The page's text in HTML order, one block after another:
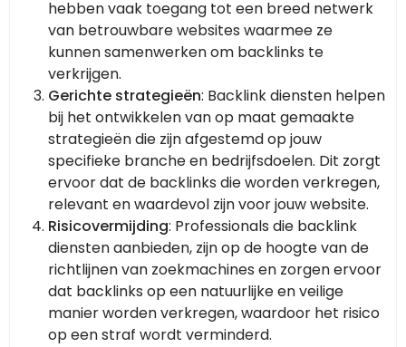
hebben vaak toegang tot een breed netwerk
van betrouwbare websites waarmee ze
kunnen samenwerken om backlinks te
verkrijgen.
Gerichte strategieën: Backlink diensten helpen
bij het ontwikkelen van op maat gemaakte
strategieën die zijn afgestemd op jouw
specifieke branche en bedrijfsdoelen. Dit zorgt
ervoor dat de backlinks die worden verkregen,
relevant en waardevol zijn voor jouw website.
Risicovermijding: Professionals die backlink
diensten aanbieden, zijn op de hoogte van de
richtlijnen van zoekmachines en zorgen ervoor
dat backlinks op een natuurlijke en veilige
manier worden verkregen, waardoor het risico
op een straf wordt verminderd.